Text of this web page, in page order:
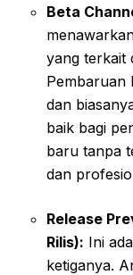
Beta
yang terkait
Pembaruan
dan
baik bagi
baru tanpa
dan
Release
Rilis): Ini
ketiganya.